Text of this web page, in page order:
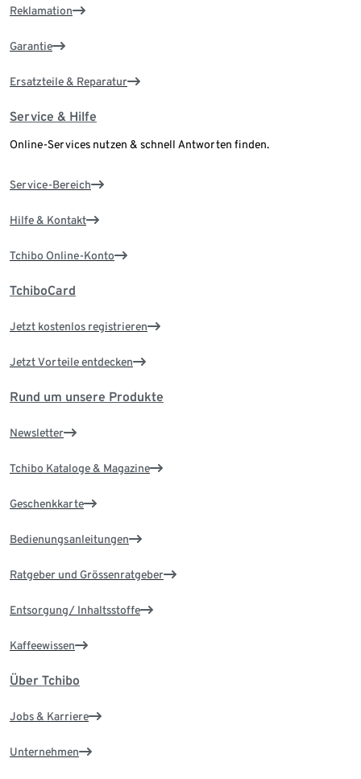
Reklamation
Garantie
Ersatzteile & Reparatur
Service & Hilfe
Online-Services nutzen & schnell Antworten finden.
Service-Bereich
Hilfe & Kontakt
Tchibo Online-Konto
TchiboCard
Jetzt kostenlos registrieren
Jetzt Vorteile entdecken
Rund um unsere Produkte
Newsletter
Tchibo Kataloge & Magazine
Geschenkkarte
Bedienungsanleitungen
Ratgeber und Grössenratgeber
Entsorgung/ Inhaltsstoffe
Kaffeewissen
Über Tchibo
Jobs & Karriere
Unternehmen